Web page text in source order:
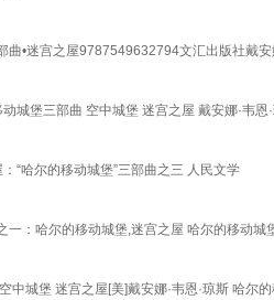
曲•迷宫之屋9787549632794文汇出版社戴安
动城堡三部曲 空中城堡 迷宫之屋 戴安娜·韦恩
：“哈尔的移动城堡”三部曲之三 人民文学
一：哈尔的移动城堡,迷宫之屋 哈尔的移动
中城堡 迷宫之屋[美]戴安娜·韦恩·琼斯 哈尔